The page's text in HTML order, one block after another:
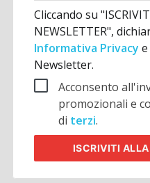
Cliccando su
NEWSLETTER",
Informativa Privacy
Newsletter.
Acconsento
promozionali e
di terzi.
ISCRIVITI